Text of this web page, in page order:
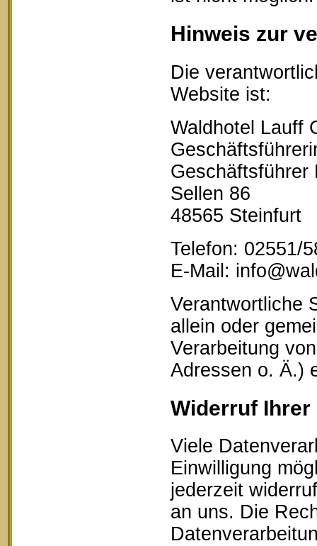
Hinweis zur
Die
Website ist:
Waldhotel Lauff
Geschäftsführer
Sellen 86
48565 Steinfurt
Telefon: 02551/
E-Mail:
Verantwortliche
allein oder
Verarbeitung
Adressen o. Ä.)
Widerruf
Viele
Einwilligung
jederzeit
an uns. Die